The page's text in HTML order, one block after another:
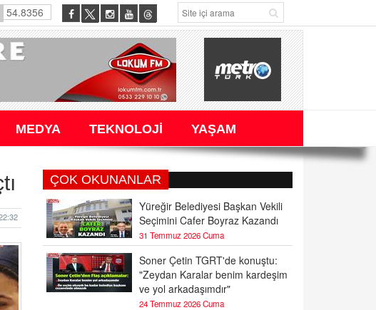
54.8356
MEDYA TEKNOLOJİ YAŞAM
ÇOK OKUNANLAR
Yüreğir Belediyesi Başkan Vekili
Seçimini Cafer Boyraz Kazandı
31 Temmuz 2026 Cuma
Soner Çetin TGRT'de konuştu:
"Zeydan Karalar benim kardeşim
ve yol arkadaşımdır"
24 Temmuz 2026 Cuma